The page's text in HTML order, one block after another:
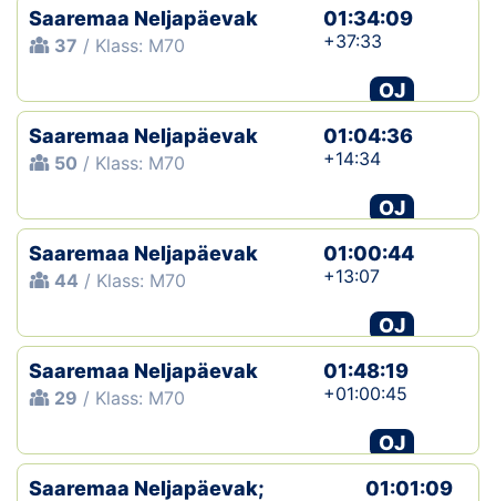
Saaremaa Neljapäevak
37 / Klass: M70
01:34:09
+37:33
OJ
Saaremaa Neljapäevak
50 / Klass: M70
01:04:36
+14:34
OJ
Saaremaa Neljapäevak
44 / Klass: M70
01:00:44
+13:07
OJ
Saaremaa Neljapäevak
29 / Klass: M70
01:48:19
+01:00:45
OJ
Saaremaa Neljapäevak;
01:01:09